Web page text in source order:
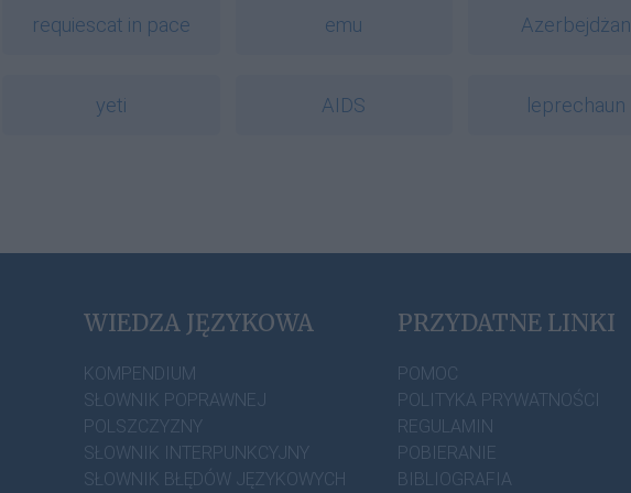
requiescat in pace emu Azerbejdżan
yeti AIDS leprechaun
WIEDZA JĘZYKOWA
KOMPENDIUM
SŁOWNIK POPRAWNEJ
POLSZCZYZNY
SŁOWNIK INTERPUNKCYJNY
SŁOWNIK BŁĘDÓW JĘZYKOWYCH
PRZYDATNE LINKI
POMOC
POLITYKA PRYWATNOŚCI
REGULAMIN
POBIERANIE
BIBLIOGRAFIA